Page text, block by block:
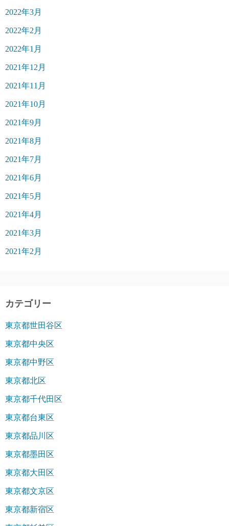
2022年3月
2022年2月
2022年1月
2021年12月
2021年11月
2021年10月
2021年9月
2021年8月
2021年7月
2021年6月
2021年5月
2021年4月
2021年3月
2021年2月
カテゴリー
東京都世田谷区
東京都中央区
東京都中野区
東京都北区
東京都千代田区
東京都台東区
東京都品川区
東京都墨田区
東京都大田区
東京都文京区
東京都新宿区